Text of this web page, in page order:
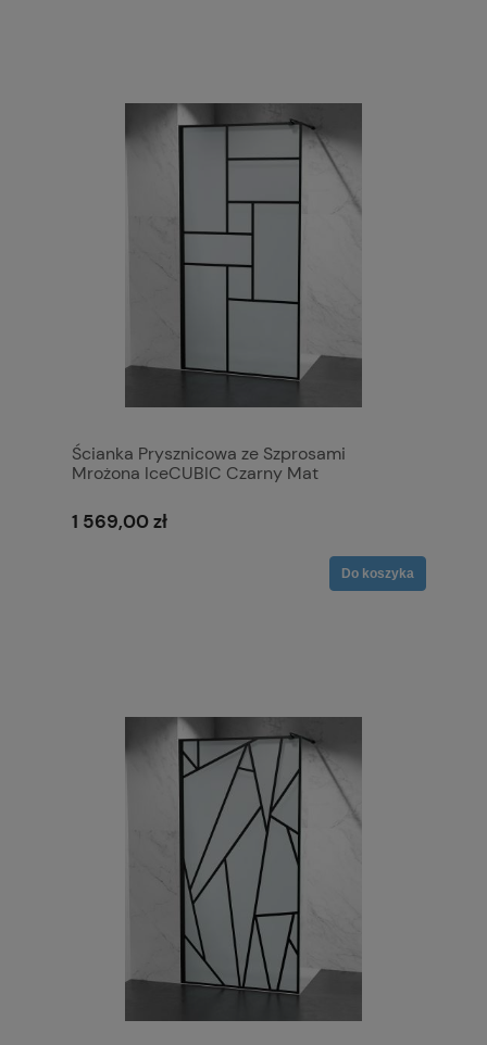
Ścianka Prysznicowa ze Szprosami
Mrożona IceCUBIC Czarny Mat
1 569,00 zł
Do koszyka